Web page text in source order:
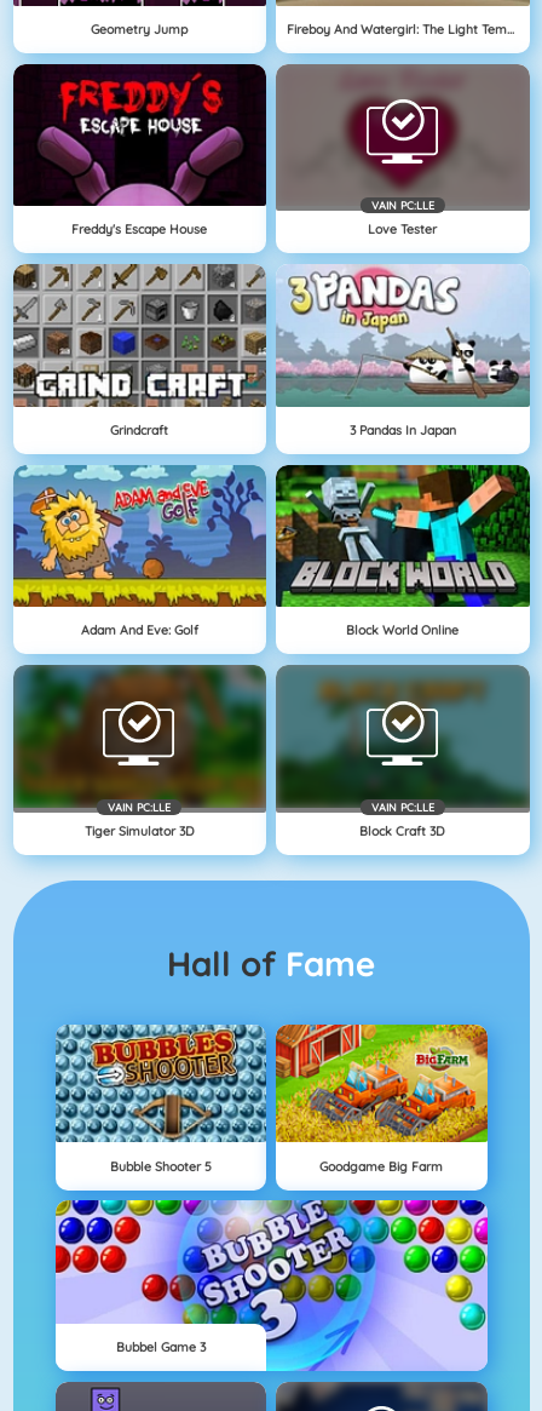
Geometry Jump Fireboy And Watergirl: The Light Temple
Freddy's Escape House
VAIN PC:LLE
Love Tester
Grindcraft 3 Pandas In Japan
Adam And Eve: Golf Block World Online
VAIN PC:LLE
Tiger Simulator 3D
VAIN PC:LLE
Block Craft 3D
Hall of Fame
Bubble Shooter 5 Goodgame Big Farm
Bubbel Game 3